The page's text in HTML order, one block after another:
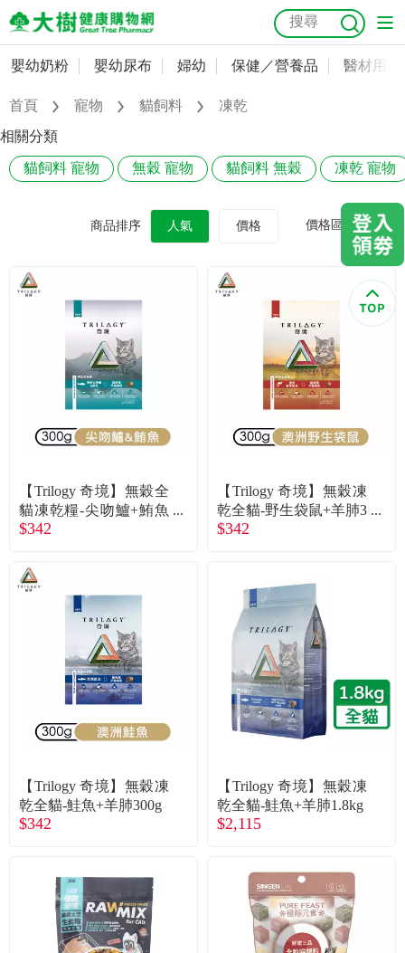
嬰幼奶粉
婦幼
保健／營養品
美容／個人清潔
名人嚴選
優惠活動
合作提案
常見問題
抗菌
奶瓶奶嘴
會員資料及密碼修改
訂單查詢
購物金查詢
優惠券領取
嬰幼奶粉 嬰幼尿布 婦幼 保健／營養品 醫材用品
首頁 寵物 貓飼料
凍乾
相關分類
貓飼料 寵物 無穀 寵物 貓飼料 無穀 凍乾 寵物
商品排序 人氣 價格 價格區間
【Trilogy 奇境】無穀全
貓凍乾糧-尖吻鱸+鮪魚
+羊肺300g
$342
【Trilogy 奇境】無穀凍
乾全貓-野生袋鼠+羊肺3
00g
$342
【Trilogy 奇境】無穀凍
乾全貓-鮭魚+羊肺300g
$342
【Trilogy 奇境】無穀凍
乾全貓-鮭魚+羊肺1.8kg
$2,115